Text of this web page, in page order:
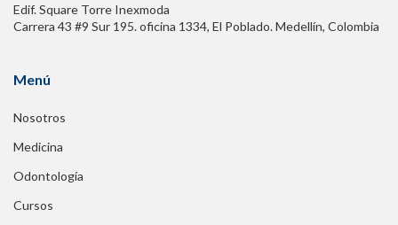
Edif. Square Torre Inexmoda
Carrera 43 #9 Sur 195. oficina 1334, El Poblado. Medellín, Colombia
Menú
Nosotros
Medicina
Odontología
Cursos